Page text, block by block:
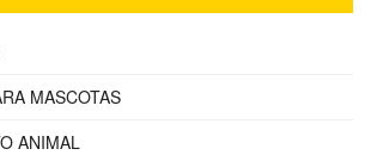
MASCOTAS
ANIMAL